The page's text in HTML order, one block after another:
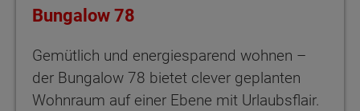
Bungalow 78
Gemütlich und energiesparend wohnen –
der Bungalow 78 bietet clever geplanten
Wohnraum auf einer Ebene mit Urlaubsflair.